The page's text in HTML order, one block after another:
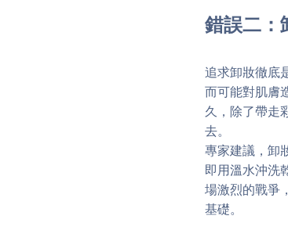
錯誤二：
追求卸妝徹底
而可能對肌膚
久，除了帶走
去。
專家建議，卸
即用溫水沖洗
場激烈的戰爭
基礎。